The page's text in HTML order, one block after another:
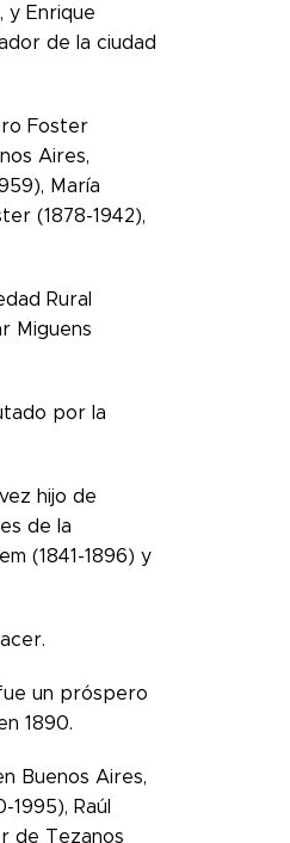
y Enrique
de la ciudad
Foster
Aires,
María
(1878-1942),
Rural
Miguens
por la
hijo de
de la
(1841-1896) y
un próspero
1890.
Buenos Aires,
Raúl
de Tezanos